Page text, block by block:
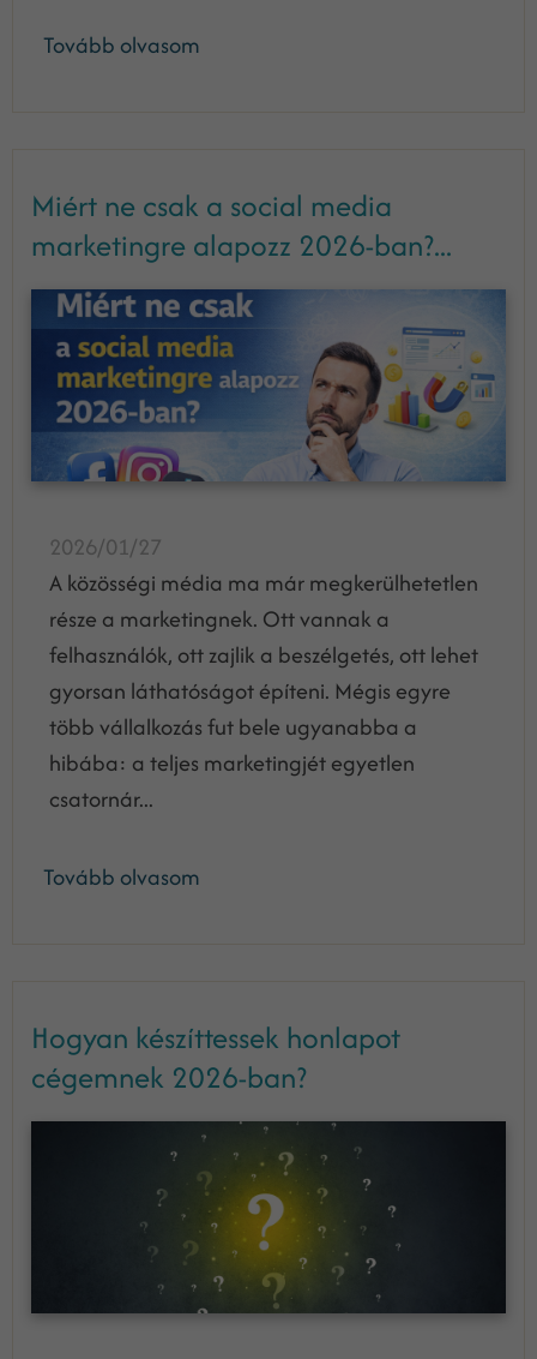
Tovább olvasom
Miért ne csak a social media
marketingre alapozz 2026-ban?...
2026/01/27
A közösségi média ma már megkerülhetetlen
része a marketingnek. Ott vannak a
felhasználók, ott zajlik a beszélgetés, ott lehet
gyorsan láthatóságot építeni. Mégis egyre
több vállalkozás fut bele ugyanabba a
hibába: a teljes marketingjét egyetlen
csatornár...
Tovább olvasom
Hogyan készíttessek honlapot
cégemnek 2026-ban?